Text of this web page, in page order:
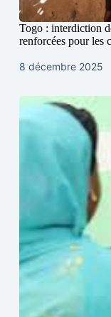
Togo : interdiction
renforcées pour les
8 décembre 2025